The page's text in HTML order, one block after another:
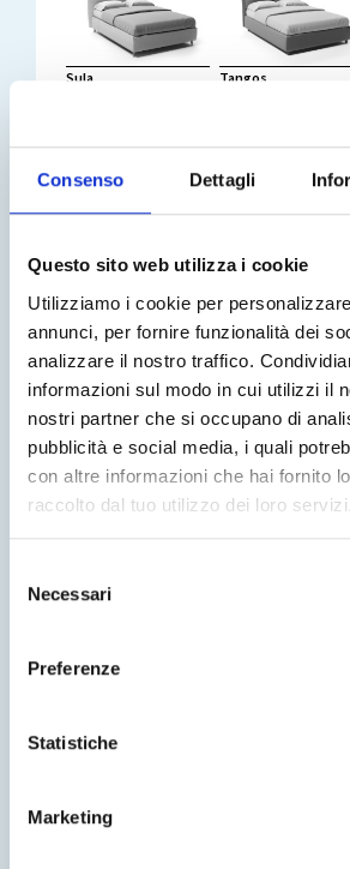
Consenso Dettagli
Questo sito web utilizza i cookie
Utilizziamo i cookie per
annunci, per fornire funzionalità dei
analizzare il nostro traffico.
informazioni sul modo in cui utilizzi il
nostri partner che si occupano di
pubblicità e social media, i quali
con altre informazioni che hai fornito
raccolto dal tuo utilizzo dei loro servizi.
delNecessari
Preferenze
Statistiche
Marketing
Find out how it works